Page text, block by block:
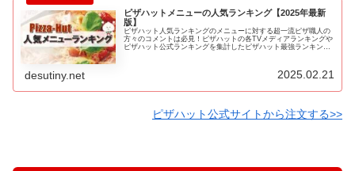
ピザハットメニューの人気ランキング【2025年最新
版】
ピザハット人気ランキングのメニューに対する超一流ピザ職人の
方々のコメントは必見！ピザハットの各TVメディアランキングや
ピザハット公式ランキングを集計したピザハット最強ランキング
desutiny.net 2025.02.21
ピザハット公式サイトから注文する>>